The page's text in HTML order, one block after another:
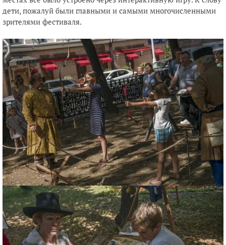
дети, пожалуй были главными и самыми многочисленными
зрителями фестиваля.